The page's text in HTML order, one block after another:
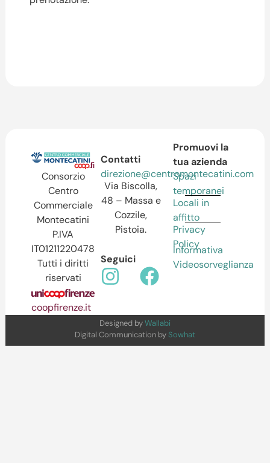
Consorzio
Centro
Commerciale
Montecatini
P.IVA
IT01211220478
Tutti i diritti
riservati
coopfirenze.it
Contatti
direzione@centromontecatini.com
Via Biscolla,
48 – Massa e
Cozzile,
Pistoia.
Seguici
Promuovi la
tua azienda
Spazi
temporanei
Locali in
affitto
Privacy
Policy
Informativa
Videosorveglianza
Designed byWallabi
Digital Communication by Sowhat